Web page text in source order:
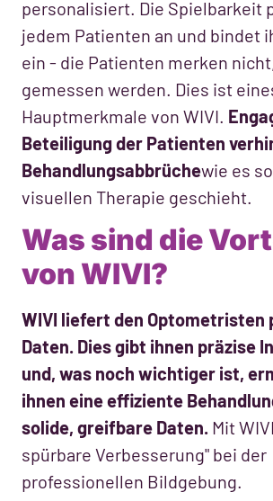
personalisiert. Die Spielbarkeit
jedem Patienten an und bindet
ein - die Patienten merken
gemessen werden. Dies ist
Hauptmerkmale von WIVI.
Beteiligung der Patienten
Behandlungsabbrüchewie es
visuellen Therapie geschieht.
Was sind die
von WIVI?
WIVI liefert den Optometristen
Daten. Dies gibt ihnen präzise
und, was noch wichtiger ist,
ihnen eine effiziente
solide, greifbare Daten. Mit
spürbare Verbesserung" bei der
professionellen Bildgebung.